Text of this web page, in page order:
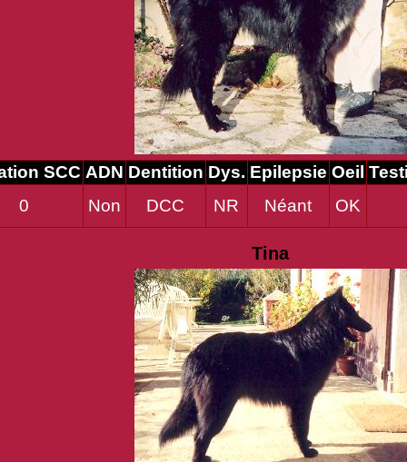
SCC ADN Dentition Dys. Epilepsie Oeil
0
Non DCC NR Néant OK
Tina